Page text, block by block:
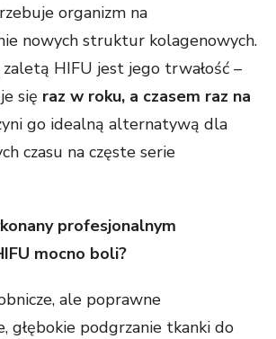
organizm na
nowych struktur kolagenowych.
HIFU jest jego trwałość –
się raz w roku, a czasem raz na
go idealną alternatywą dla
czasu na częste serie
profesjonalnym
mocno boli?
ale poprawne
głębokie podgrzanie tkanki do